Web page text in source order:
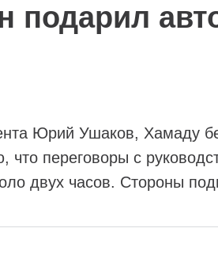
подарил
Юрий Ушаков, Хамаду
что переговоры с
двух часов. Стороны